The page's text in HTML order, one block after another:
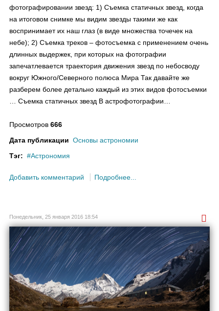
фотографировании звезд: 1) Съемка статичных звезд, когда
на итоговом снимке мы видим звезды такими же как
воспринимает их наш глаз (в виде множества точечек на
небе); 2) Съемка треков – фотосъемка с применением очень
длинных выдержек, при которых на фотографии
запечатлевается траектория движения звезд по небосводу
вокруг Южного/Северного полюса Мира Так давайте же
разберем более детально каждый из этих видов фотосъемки
… Съемка статичных звезд В астрофотографии…
Просмотров 666
Дата публикации Основы астрономии
Тэг:
Астрономия
Добавить комментарий Подробнее...
Понедельник, 25 января 2016 18:54